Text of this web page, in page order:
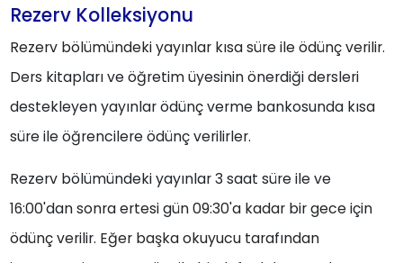
Rezerv Kolleksiyonu
Rezerv bölümündeki yayınlar kısa süre ile ödünç verilir.
Ders kitapları ve öğretim üyesinin önerdiği dersleri
destekleyen yayınlar ödünç verme bankosunda kısa
süre ile öğrencilere ödünç verilirler.
Rezerv bölümündeki yayınlar 3 saat süre ile ve
16:00'dan sonra ertesi gün 09:30'a kadar bir gece için
ödünç verilir. Eğer başka okuyucu tarafından